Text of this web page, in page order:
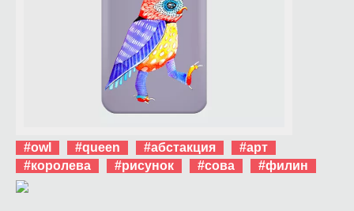
#owl #queen #абстакция
#арт
#королева
#рисунок #сова #филин